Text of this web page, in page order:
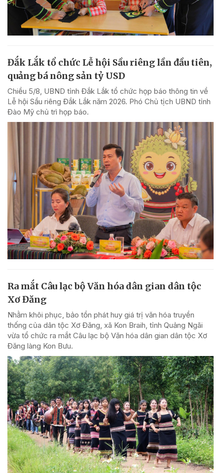
Đắk Lắk tổ chức Lễ hội Sầu riêng lần đầu tiên,
quảng bá nông sản tỷ USD
Chiều 5/8, UBND tỉnh Đắk Lắk tổ chức họp báo thông tin về
Lễ hội Sầu riêng Đắk Lắk năm 2026. Phó Chủ tịch UBND tỉnh
Đào Mỹ chủ trì họp báo.
Ra mắt Câu lạc bộ Văn hóa dân gian dân tộc
Xơ Đăng
Nhằm khôi phục, bảo tồn phát huy giá trị văn hóa truyền
thống của dân tộc Xơ Đăng, xã Kon Braih, tỉnh Quảng Ngãi
vừa tổ chức ra mắt Câu lạc bộ Văn hóa dân gian dân tộc Xơ
Đăng làng Kon Bưu.